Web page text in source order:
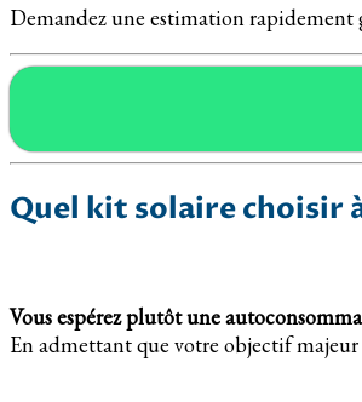
Demandez une estimation rapidement
Quel kit solaire choisir
Vous espérez plutôt une
En admettant que votre objectif